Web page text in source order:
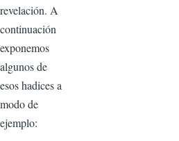
revelación. A
continuación
ex­ponemos
algunos de
esos hadices a
modo de
ejemplo: